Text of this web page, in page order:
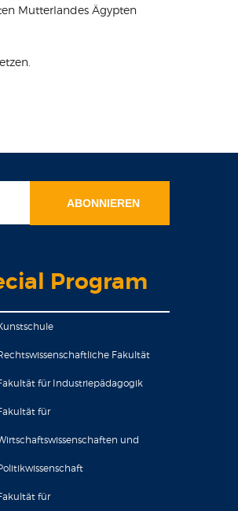
Mutterlandes Ägypten
Program
Fakultät
für Industriepädagogik
für
und
für